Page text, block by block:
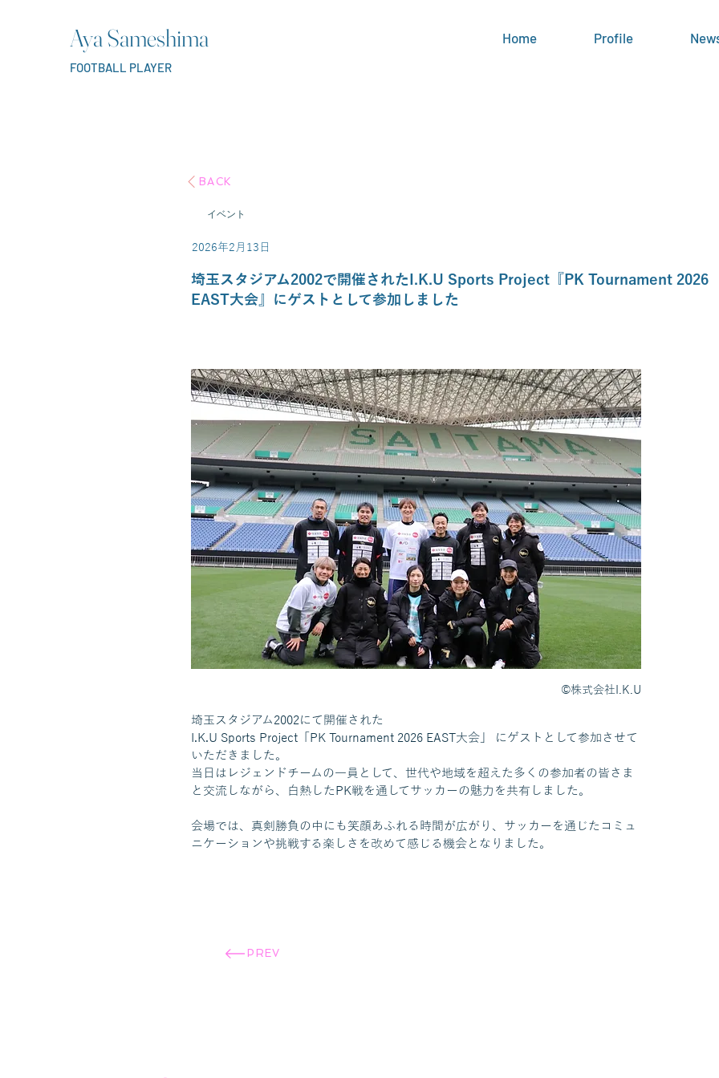
Aya Sameshima
FOOTBALL PLAYER
Home Profile
BACK
イベント
2026年2月13日
埼玉スタジアム2002で開催されたI.K.U Sports Project『PK Tournament 2026
EAST大会』にゲストとして参加しました
©株式会社I.K.U
埼玉スタジアム2002にて開催された
I.K.U Sports Project「PK Tournament 2026 EAST大会」 にゲストとして参加させて
いただきました。
当日はレジェンドチームの一員として、世代や地域を超えた多くの参加者の皆さま
と交流しながら、白熱したPK戦を通してサッカーの魅力を共有しました。
会場では、真剣勝負の中にも笑顔あふれる時間が広がり、サッカーを通じたコミュ
ニケーションや挑戦する楽しさを改めて感じる機会となりました。
PREV